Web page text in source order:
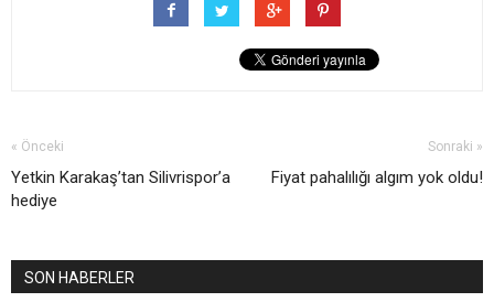
« Önceki
Yetkin Karakaş’tan Silivrispor’a
hediye
Sonraki »
Fiyat pahalılığı algım yok oldu!
SON HABERLER